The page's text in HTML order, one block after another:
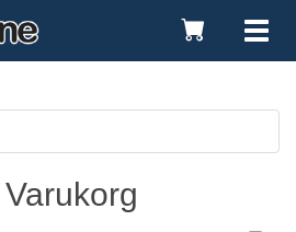
Toggle
Cart
Varukorg